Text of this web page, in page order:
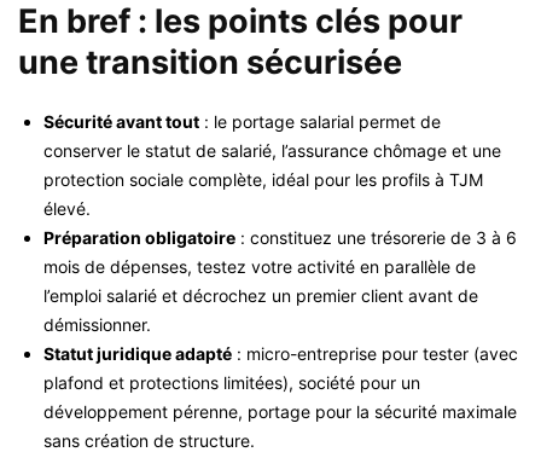
En bref : les points clés pour
une transition sécurisée
Sécurité avant tout : le portage salarial permet de
conserver le statut de salarié, l’assurance chômage et une
protection sociale complète, idéal pour les profils à TJM
élevé.
Préparation obligatoire : constituez une trésorerie de 3 à 6
mois de dépenses, testez votre activité en parallèle de
l’emploi salarié et décrochez un premier client avant de
démissionner.
Statut juridique adapté : micro-entreprise pour tester (avec
plafond et protections limitées), société pour un
développement pérenne, portage pour la sécurité maximale
sans création de structure.